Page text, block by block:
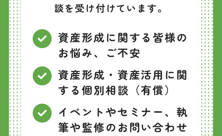
談を受け付けています。
資産形成に関する皆様の
お悩み、ご不安
資産形成・資産活用に関
する個別相談（有償）
イベントやセミナー、執
筆や監修のお問い合わせ